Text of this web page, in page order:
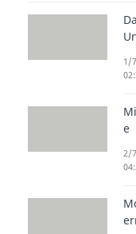
Der
der
wird
Durch
1/
e
2/